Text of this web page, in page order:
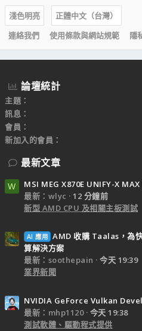
淺色明亮
正體中文（台灣）
連絡我們
使用條款與網站規範 隱
論壇統計
主題
訊息
會員
新加入的會員
最新文章
W
MSI MEG X870E UNIFY-X
最新：wlyc
12 分鐘前
新型 AMD CPU 及相關主板測試
AI 應用 AMD 收購 Taalas，為
算解決方案
最新：soothepain
今天 19:39
業界新聞
NVIDIA GeForce Vulkan
最新：mhp1120
今天 19:38
測試軟體、驅動程式提供